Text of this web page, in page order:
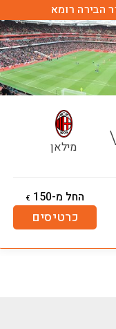
הבירה רומא
מילאן
החל מ-150 €
כרטיסים